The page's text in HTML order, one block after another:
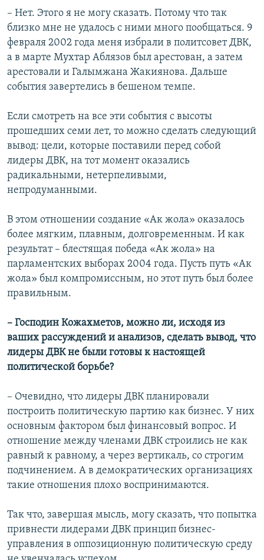
– Нет. Этого я не могу сказать. Потому что так
близко мне не удалось с ними много пообщаться. 9
февраля 2002 года меня избрали в политсовет ДВК,
а в марте Мухтар Аблязов был арестован, а затем
арестовали и Галымжана Жакиянова. Дальше
события завертелись в бешеном темпе.
Если смотреть на все эти события с высоты
прошедших семи лет, то можно сделать следующий
вывод: цели, которые поставили перед собой
лидеры ДВК, на тот момент оказались
радикальными, нетерпеливыми,
непродуманными.
В этом отношении создание «Ак жола» оказалось
более мягким, плавным, долговременным. И как
результат – блестящая победа «Ак жола» на
парламентских выборах 2004 года. Пусть путь «Ак
жола» был компромиссным, но этот путь был более
правильным.
– Господин Кожахметов, можно ли, исходя из
ваших рассуждений и анализов, сделать вывод, что
лидеры ДВК не были готовы к настоящей
политической борьбе?
– Очевидно, что лидеры ДВК планировали
построить политическую партию как бизнес. У них
основным фактором был финансовый вопрос. И
отношение между членами ДВК строились не как
равный к равному, а через вертикаль, со строгим
подчинением. А в демократических организациях
такие отношения плохо воспринимаются.
Так что, завершая мысль, могу сказать, что попытка
привнести лидерами ДВК принцип бизнес-
управления в оппозиционную политическую среду